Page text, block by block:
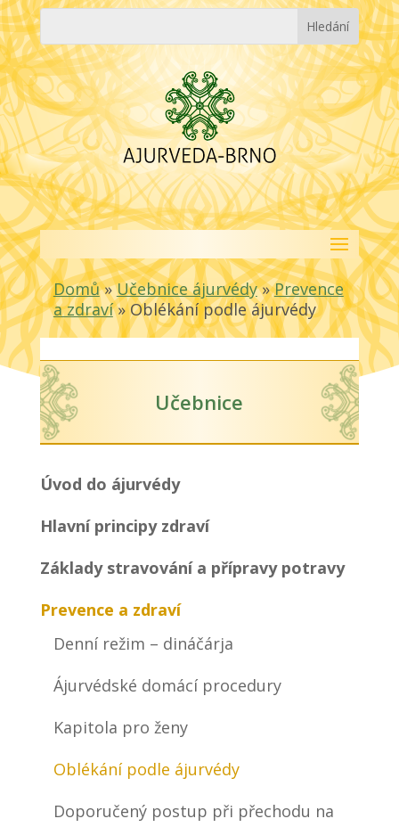
Domů»Učebnice ájurvédy»Prevence
a zdraví»Oblékání podle ájurvédy
Učebnice
Úvod do ájurvédy
Hlavní principy zdraví
Základy stravování a přípravy potravy
Prevence a zdraví
Denní režim – dináčárja
Ájurvédské domácí procedury
Kapitola pro ženy
Oblékání podle ájurvédy
Doporučený postup při přechodu na